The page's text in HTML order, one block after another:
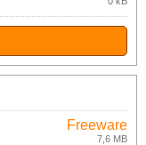
Freeware
7,6 MB